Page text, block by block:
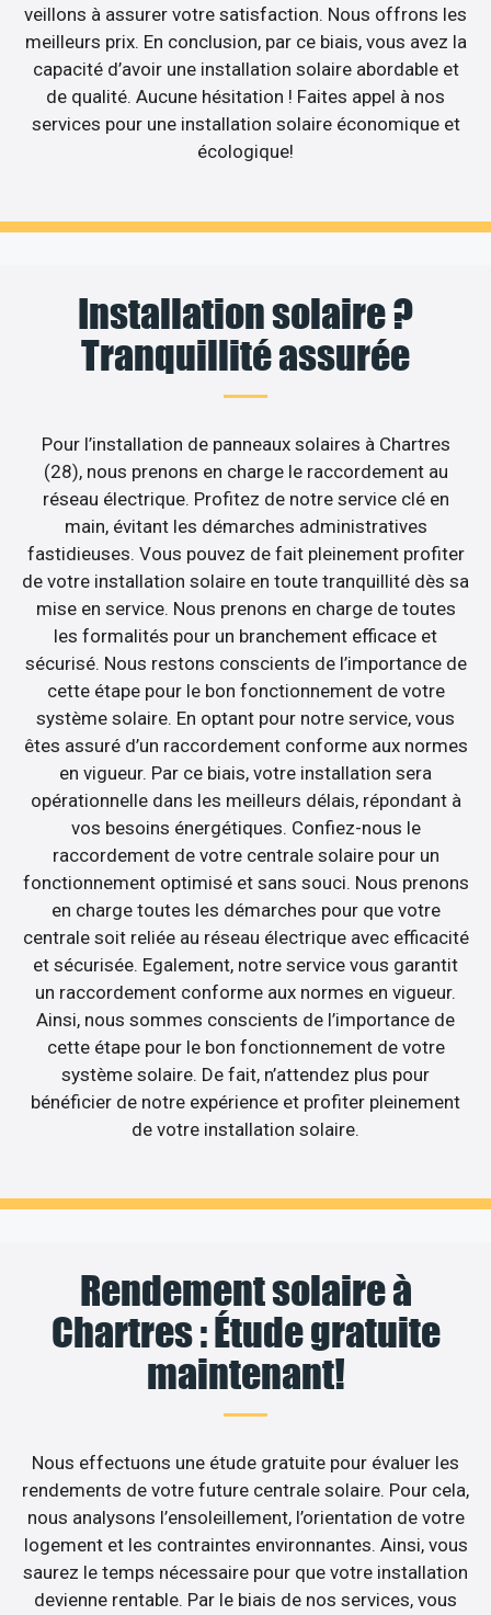
veillons à assurer votre satisfaction. Nous offrons les
meilleurs prix. En conclusion, par ce biais, vous avez la
capacité d’avoir une installation solaire abordable et
de qualité. Aucune hésitation ! Faites appel à nos
services pour une installation solaire économique et
écologique!
Installation solaire ?
Tranquillité assurée
Pour l’installation de panneaux solaires à Chartres
(28), nous prenons en charge le raccordement au
réseau électrique. Profitez de notre service clé en
main, évitant les démarches administratives
fastidieuses. Vous pouvez de fait pleinement profiter
de votre installation solaire en toute tranquillité dès sa
mise en service. Nous prenons en charge de toutes
les formalités pour un branchement efficace et
sécurisé. Nous restons conscients de l’importance de
cette étape pour le bon fonctionnement de votre
système solaire. En optant pour notre service, vous
êtes assuré d’un raccordement conforme aux normes
en vigueur. Par ce biais, votre installation sera
opérationnelle dans les meilleurs délais, répondant à
vos besoins énergétiques. Confiez-nous le
raccordement de votre centrale solaire pour un
fonctionnement optimisé et sans souci. Nous prenons
en charge toutes les démarches pour que votre
centrale soit reliée au réseau électrique avec efficacité
et sécurisée. Egalement, notre service vous garantit
un raccordement conforme aux normes en vigueur.
Ainsi, nous sommes conscients de l’importance de
cette étape pour le bon fonctionnement de votre
système solaire. De fait, n’attendez plus pour
bénéficier de notre expérience et profiter pleinement
de votre installation solaire.
Rendement solaire à
Chartres : Étude gratuite
maintenant!
Nous effectuons une étude gratuite pour évaluer les
rendements de votre future centrale solaire. Pour cela,
nous analysons l’ensoleillement, l’orientation de votre
logement et les contraintes environnantes. Ainsi, vous
saurez le temps nécessaire pour que votre installation
devienne rentable. Par le biais de nos services, vous